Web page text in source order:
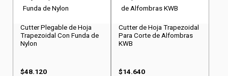
Cutter Plegable de Hoja
Trapezoidal Con Funda de
Nylon
$48.120
Cutter de Hoja Trapezoidal
Para Corte de Alfombras
KWB
$14.640